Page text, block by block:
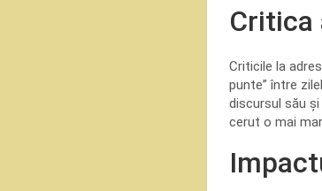
Critica
Criticile la
punte” între
discursul său
cerut o mai